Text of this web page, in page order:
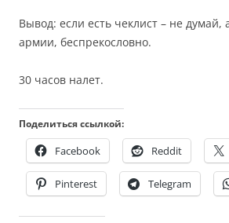
Вывод: если есть чеклист – не
армии, беспрекословно.
30 часов налет.
Поделиться ссылкой:
Facebook Reddit
Pinterest Telegram